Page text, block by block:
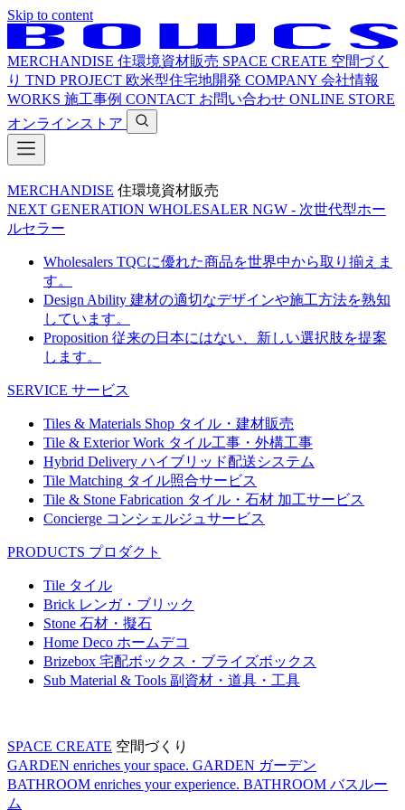
Skip to content
MERCHANDISE 住環境資材販売 SPACE CREATE 空間づく
り TND PROJECT 欧米型住宅地開発 COMPANY 会社情報
WORKS 施工事例 CONTACT お問い合わせ ONLINE STORE
オンラインストア
MERCHANDISE 住環境資材販売
NEXT GENERATION WHOLESALER NGW - 次世代型ホー
ルセラー
Wholesalers TQCに優れた商品を世界中から取り揃えま
す。
Design Ability 建材の適切なデザインや施工方法を熟知
しています。
Proposition 従来の日本にはない、新しい選択肢を提案
します。
SERVICE サービス
Tiles & Materials Shop タイル・建材販売
Tile & Exterior Work タイル工事・外構工事
Hybrid Delivery ハイブリッド配送システム
Tile Matching タイル照合サービス
Tile & Stone Fabrication タイル・石材 加工サービス
Concierge コンシェルジュサービス
PRODUCTS プロダクト
Tile タイル
Brick レンガ・ブリック
Stone 石材・擬石
Home Deco ホームデコ
Brizebox 宅配ボックス・ブライズボックス
Sub Material & Tools 副資材・道具・工具
SPACE CREATE 空間づくり
GARDEN enriches your space. GARDEN ガーデン
BATHROOM enriches your experience. BATHROOM バスルー
ム